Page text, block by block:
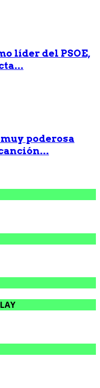
líder del PSOE,
poderosa